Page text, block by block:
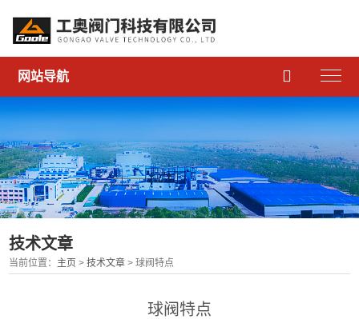
网站导航 
技术文章
当前位置： 主页 >技术文章 > 球阀特点
球阀特点